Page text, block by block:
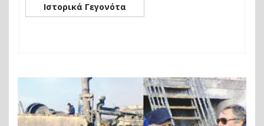
Ιστορικά Γεγονότα